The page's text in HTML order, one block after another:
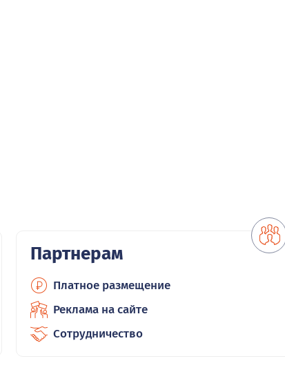
Партнерам
Платное размещение
Реклама на сайте
Сотрудничество